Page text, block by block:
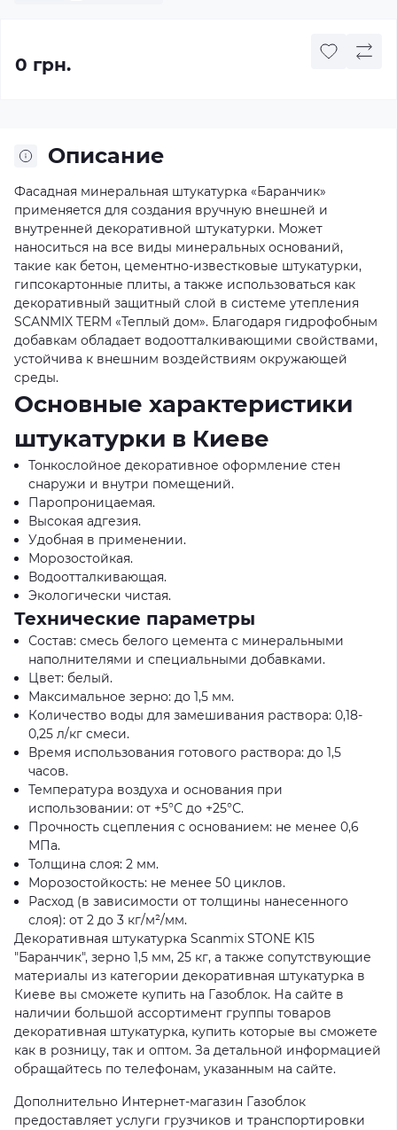
0 грн.
Описание
Фасадная минеральная штукатурка «Баранчик»
применяется для создания вручную внешней и
внутренней декоративной штукатурки. Может
наноситься на все виды минеральных оснований,
такие как бетон, цементно-известковые штукатурки,
гипсокартонные плиты, а также использоваться как
декоративный защитный слой в системе утепления
SCANMIX TERM «Теплый дом». Благодаря гидрофобным
добавкам обладает водоотталкивающими свойствами,
устойчива к внешним воздействиям окружающей
среды.
Основные характеристики
штукатурки в Киеве
Тонкослойное декоративное оформление стен
снаружи и внутри помещений.
Паропроницаемая.
Высокая адгезия.
Удобная в применении.
Морозостойкая.
Водоотталкивающая.
Экологически чистая.
Технические параметры
Состав: смесь белого цемента с минеральными
наполнителями и специальными добавками.
Цвет: белый.
Максимальное зерно: до 1,5 мм.
Количество воды для замешивания раствора: 0,18-
0,25 л/кг смеси.
Время использования готового раствора: до 1,5
часов.
Температура воздуха и основания при
использовании: от +5°С до +25°С.
Прочность сцепления с основанием: не менее 0,6
МПа.
Толщина слоя: 2 мм.
Морозостойкость: не менее 50 циклов.
Расход (в зависимости от толщины нанесенного
слоя): от 2 до 3 кг/м²/мм.
Декоративная штукатурка Scanmix STONE K15
"Баранчик", зерно 1,5 мм, 25 кг, а также сопутствующие
материалы из категории декоративная штукатурка в
Киеве вы сможете купить на Газоблок. На сайте в
наличии большой ассортимент группы товаров
декоративная штукатурка, купить которые вы сможете
как в розницу, так и оптом. За детальной информацией
обращайтесь по телефонам, указанным на сайте.
Дополнительно Интернет-магазин Газоблок
предоставляет услуги грузчиков и транспортировки